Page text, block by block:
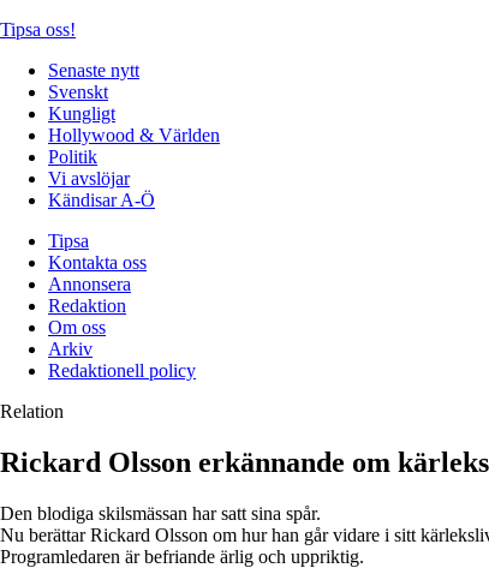
Tipsa oss!
Senaste nytt
Svenskt
Kungligt
Hollywood & Världen
Politik
Vi avslöjar
Kändisar A-Ö
Tipsa
Kontakta oss
Annonsera
Redaktion
Om oss
Arkiv
Redaktionell policy
Relation
Rickard Olsson erkännande om
Den blodiga skilsmässan har satt sina spår.
Nu berättar Rickard Olsson om hur han går vidare i sitt
Programledaren är befriande ärlig och uppriktig.